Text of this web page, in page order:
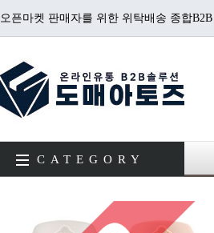
오픈마켓 판매자를 위한 위탁배송 종합
CATEGORY